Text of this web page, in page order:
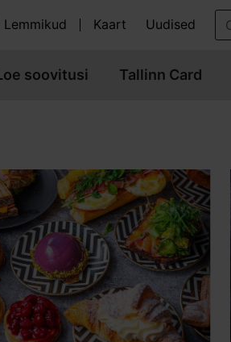
Lemmikud Kaart Uudised
soovitusi Tallinn Card